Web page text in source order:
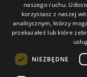
Wszystkie
naszego ruchu.
korzystasz z naszej
analitycznym, którzy
przekazałeś lub które
NIEZBĘDNE